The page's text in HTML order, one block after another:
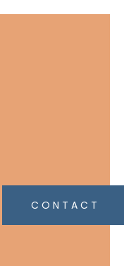
CONTACT